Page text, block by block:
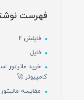
فهرست
فایلش ۲
فایل
خرید مانیتور
کامپیوتر 🚀
مقایسه مانیتور dell p2214hb و hp z221i